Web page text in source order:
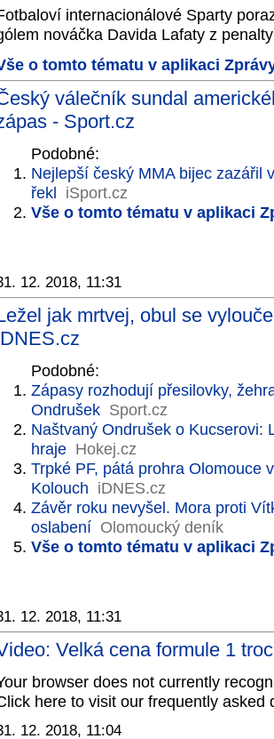
internacionálové Sparty
nováčka Davida Lafaty z
o tomto tématu v aplikaci
válečník sundal
- Sport.cz
Podobné:
Nejlepší český MMA bijec zazářil
řekl iSport.cz
Vše o tomto tématu v aplikaci
12. 2018, 11:31
jak mrtvej, obul se
Podobné:
Zápasy rozhodují přesilovky,
Ondrušek Sport.cz
Naštvaný Ondrušek o
hraje Hokej.cz
Trpké PF, pátá prohra Olomouce
Kolouch iDNES.cz
Závěr roku nevyšel. Mora proti
oslabení Olomoucký deník
Vše o tomto tématu v aplikaci
12. 2018, 11:31
Velká cena formule 1
browser does not currently
here to visit our frequently asked
12. 2018, 11:04